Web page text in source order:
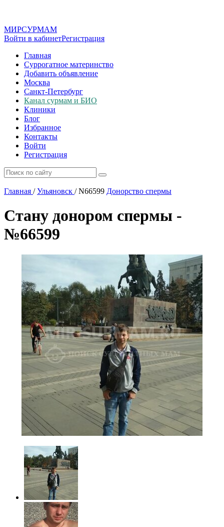
МИРСУРМАМ
Войти в кабинетРегистрация
Главная
Суррогатное материнство
Добавить объявление
Москва
Санкт-Петербург
Канал сурмам и БИО
Клиники
Блог
Избранное
Контакты
Войти
Регистрация
Главная / Ульяновск /N66599 Донорство спермы
Стану донором спермы -
№66599